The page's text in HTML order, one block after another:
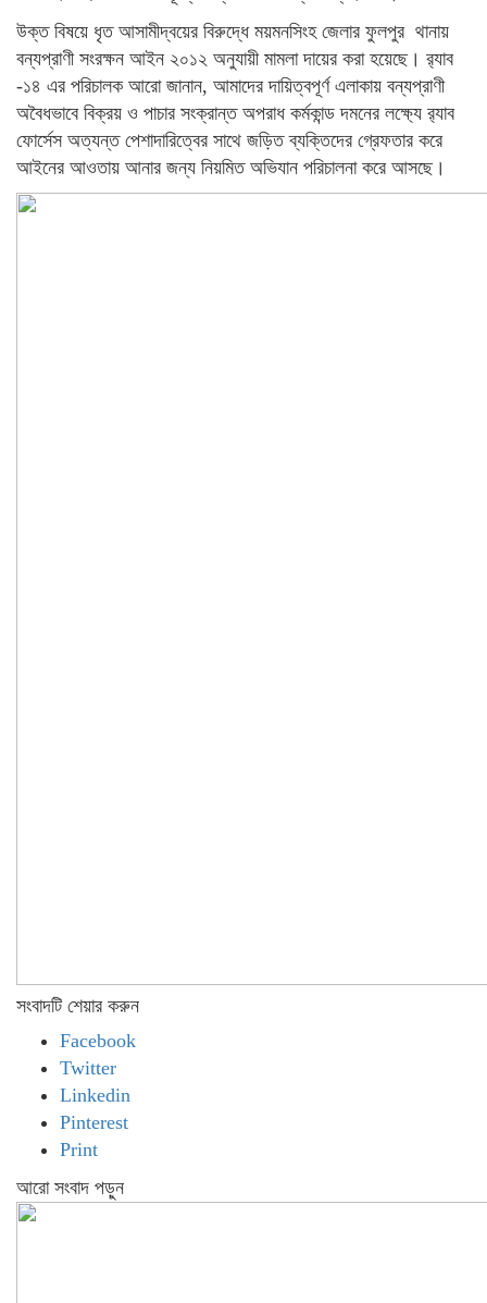
উক্ত বিষয়ে ধৃত আসামীদ্বয়ের বিরুদ্ধে ময়মনসিংহ জেলার ফুলপুর থানায়
বন্যপ্রাণী সংরক্ষন আইন ২০১২ অনুযায়ী মামলা দায়ের করা হয়েছে। র‌্যাব
-১৪ এর পরিচালক আরো জানান, আমাদের দায়িত্বপূর্ণ এলাকায় বন্যপ্রাণী
অবৈধভাবে বিক্রয় ও পাচার সংক্রান্ত অপরাধ কর্মকান্ড দমনের লক্ষ্যে র‌্যাব
ফোর্সেস অত্যন্ত পেশাদারিত্বের সাথে জড়িত ব্যক্তিদের গ্রেফতার করে
আইনের আওতায় আনার জন্য নিয়মিত অভিযান পরিচালনা করে আসছে।
সংবাদটি শেয়ার করুন
Facebook
Twitter
Linkedin
Pinterest
Print
আরো সংবাদ পড়ুন